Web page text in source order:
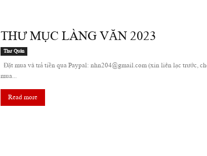
THƯ MỤC LÀNG VĂN 2023
Thư Quán
Đặt mua và trả tiền qua Paypal: nhn204@gmail.com (xin liên lạc trước,
mua...
Read more